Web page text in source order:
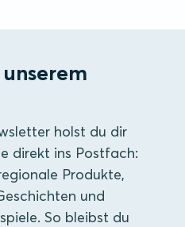
holst du dir
direkt ins Postfach:
Produkte,
und
So bleibst du